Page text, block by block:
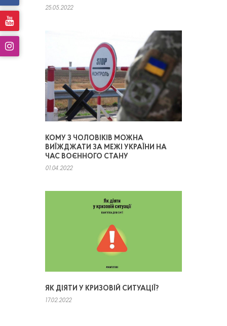
25.05.2022
КОМУ З ЧОЛОВІКІВ МОЖНА
ВИЇЖДЖАТИ ЗА МЕЖІ УКРАЇНИ НА
ЧАС ВОЄННОГО СТАНУ
01.04.2022
ЯК ДІЯТИ У КРИЗОВІЙ СИТУАЦІЇ?
17.02.2022